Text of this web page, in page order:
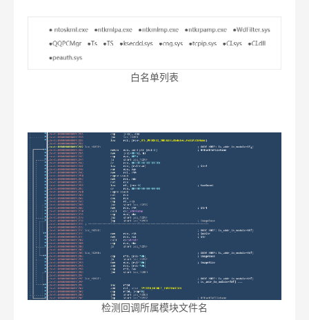
白名单列表
检测回调所属模块文件名